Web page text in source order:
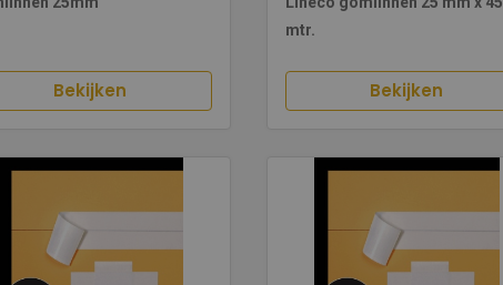
Bekijken
mtr.
Bekijken